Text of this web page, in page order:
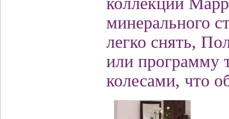
минерального
легко снять,
или программу
колесами, что